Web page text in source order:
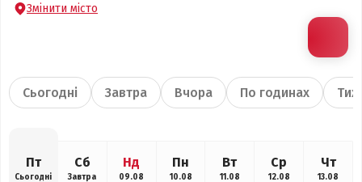
Змінити місто
Сьогодні Завтра Вчора По годинах
Пт
Сьогодні
Сб
Завтра
Нд
09.08
Пн
10.08
Вт
11.08
Ср
12.08
Чт
13.08